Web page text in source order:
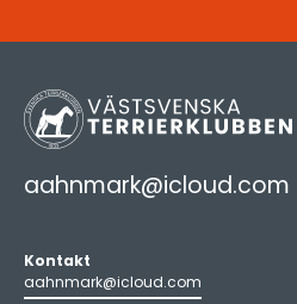
aahnmark@icloud.com
Kontakt
aahnmark@icloud.com